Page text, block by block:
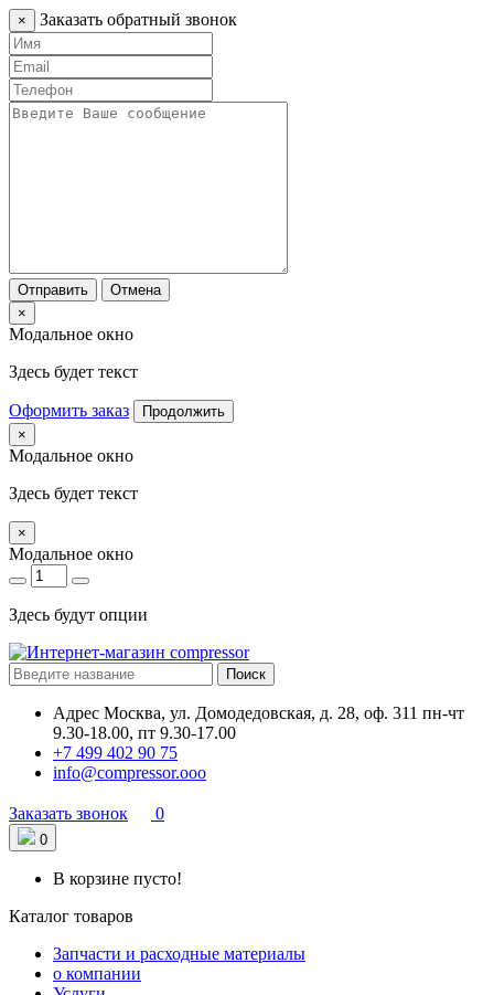
× Заказать обратный звонок
Отправить
Отмена
×
Модальное окно
Здесь будет текст
Оформить заказ
Продолжить
×
Модальное окно
Здесь будет текст
×
Модальное окно
Здесь будут опции
Поиск
Адрес Москва, ул. Домодедовская, д. 28, оф. 311 пн-чт
9.30-18.00, пт 9.30-17.00
+7 499 402 90 75
info@compressor.ooo
Заказать звонок 0
0
В корзине пусто!
Каталог товаров
Запчасти и расходные материалы
о компании